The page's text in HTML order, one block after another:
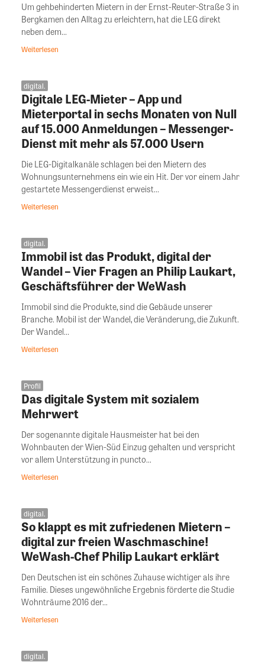
Um gehbehinderten Mietern in der Ernst-Reuter-Straße 3 in
Bergkamen den Alltag zu erleichtern, hat die LEG direkt
neben dem...
Weiterlesen
digital.
Digitale LEG-Mieter – App und
Mieterportal in sechs Monaten von Null
auf 15.000 Anmeldungen – Messenger-
Dienst mit mehr als 57.000 Usern
Die LEG-Digitalkanäle schlagen bei den Mietern des
Wohnungsunternehmens ein wie ein Hit. Der vor einem Jahr
gestartete Messengerdienst erweist...
Weiterlesen
digital.
Immobil ist das Produkt, digital der
Wandel – Vier Fragen an Philip Laukart,
Geschäftsführer der WeWash
Immobil sind die Produkte, sind die Gebäude unserer
Branche. Mobil ist der Wandel, die Veränderung, die Zukunft.
Der Wandel...
Weiterlesen
Profil
Das digitale System mit sozialem
Mehrwert
Der sogenannte digitale Hausmeister hat bei den
Wohnbauten der Wien-Süd Einzug gehalten und verspricht
vor allem Unterstützung in puncto...
Weiterlesen
digital.
So klappt es mit zufriedenen Mietern –
digital zur freien Waschmaschine!
WeWash-Chef Philip Laukart erklärt
Den Deutschen ist ein schönes Zuhause wichtiger als ihre
Familie. Dieses ungewöhnliche Ergebnis förderte die Studie
Wohnträume 2016 der...
Weiterlesen
digital.